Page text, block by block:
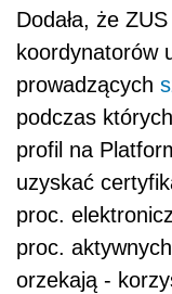
Dodała, że
koordynatorów
prowadzących
podczas
profil na
uzyskać
proc.
proc.
orzekają -